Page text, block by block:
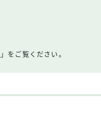
」をご覧ください。